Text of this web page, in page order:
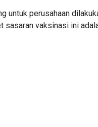
untuk perusahaan
sasaran vaksinasi ini